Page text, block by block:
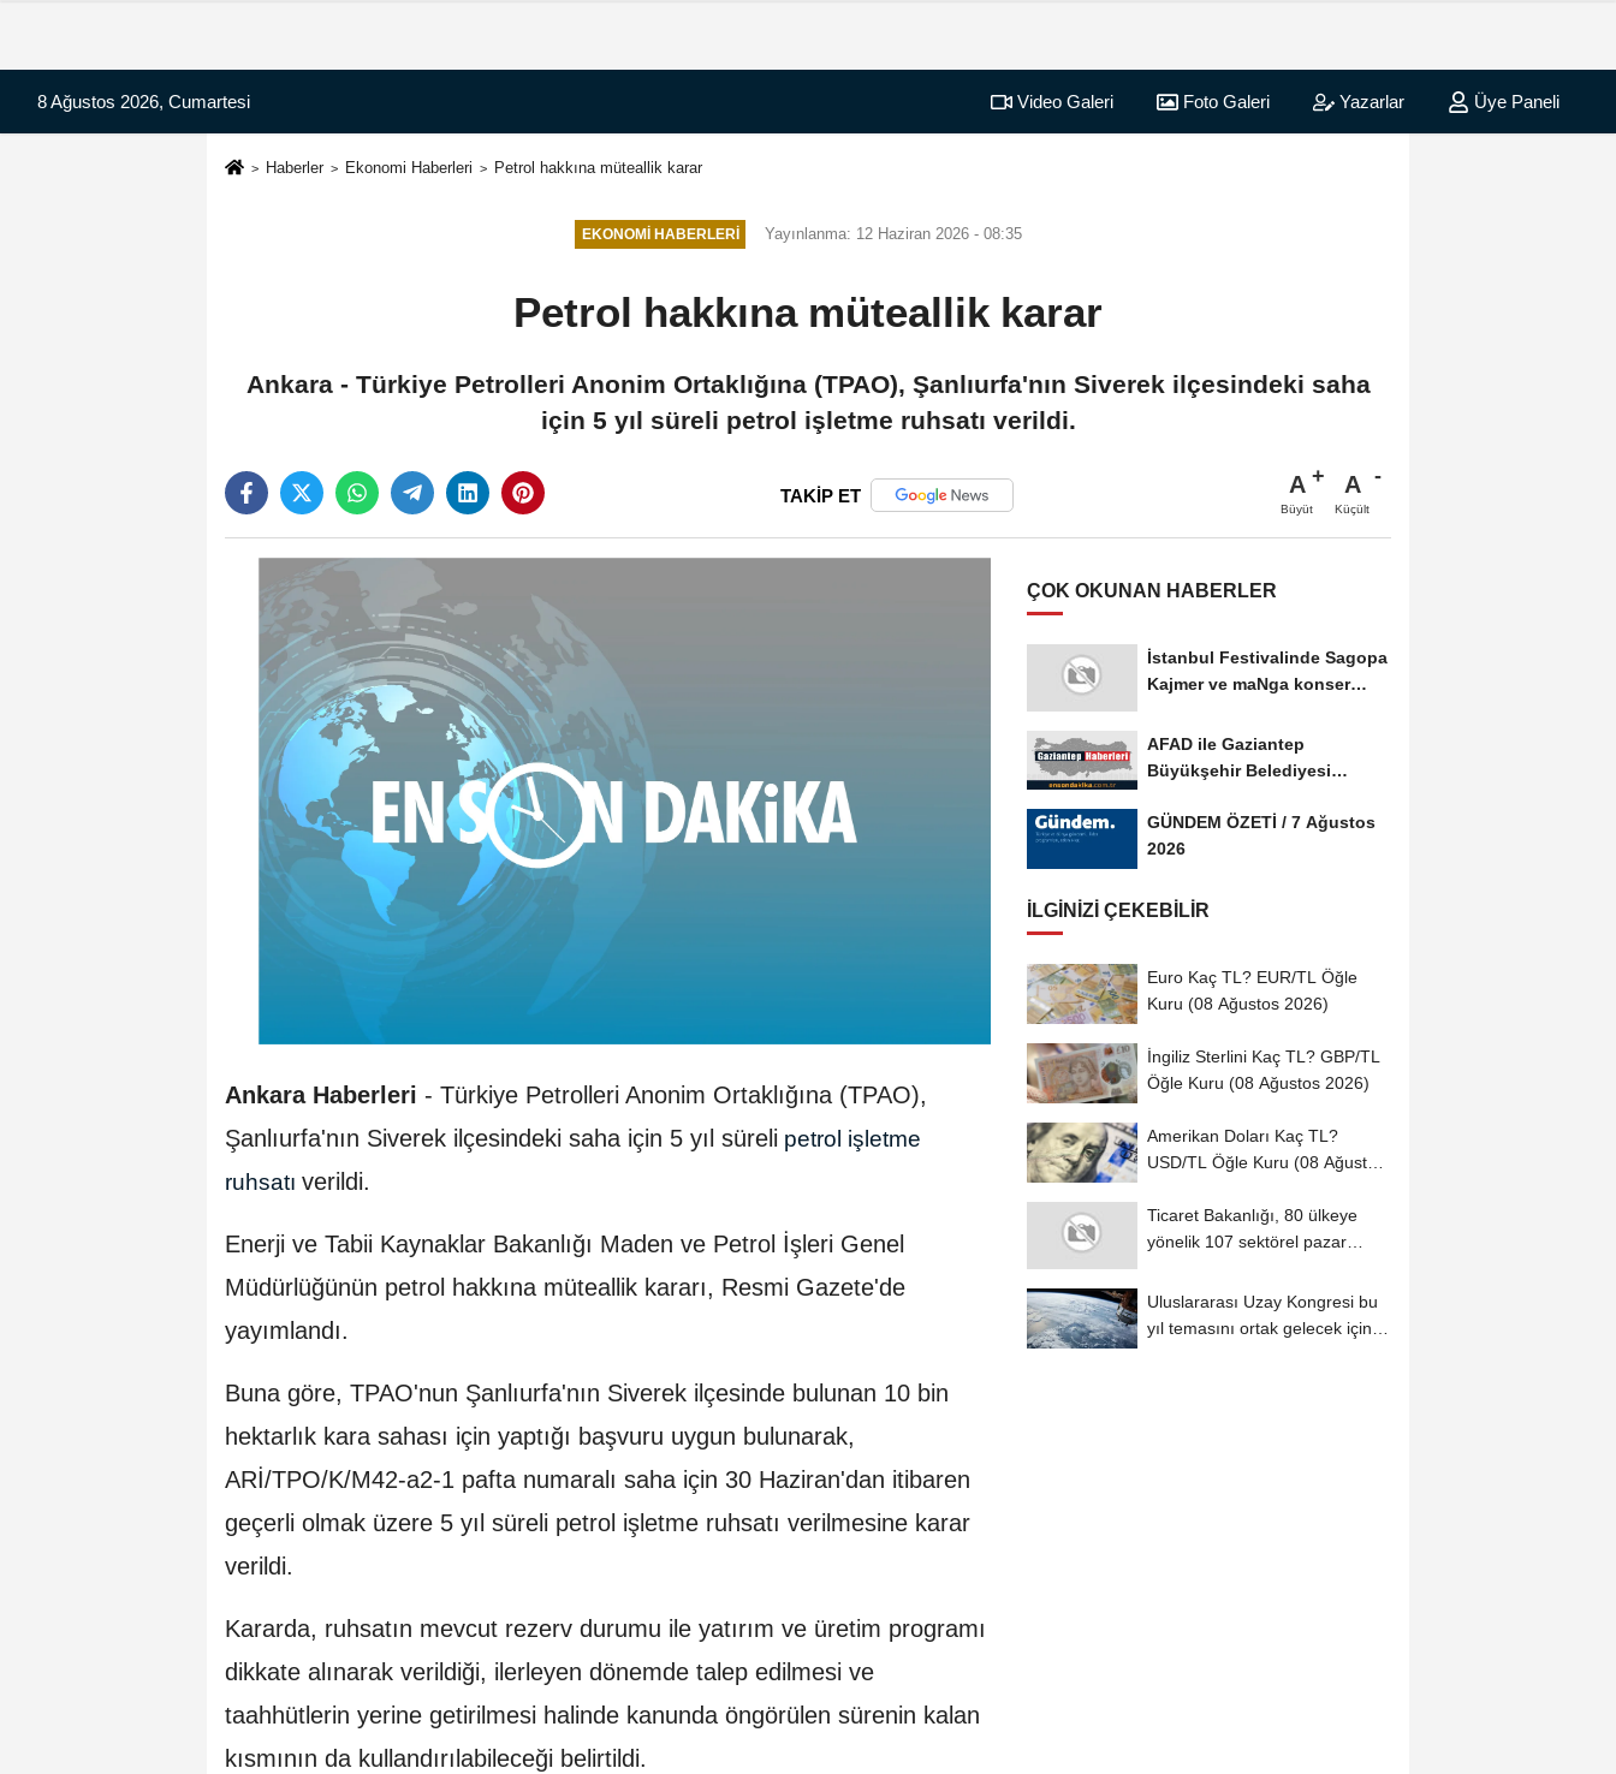
8 Ağustos 2026, Cumartesi Video Galeri Foto Galeri Yazarlar Üye Paneli
Haberler Ekonomi Haberleri Petrol hakkına müteallik karar
EKONOMI HABERLERI Yayınlanma: 12 Haziran 2026 - 08:35
Petrol hakkına müteallik karar
Ankara - Türkiye Petrolleri Anonim Ortaklığına (TPAO), Şanlıurfa'nın Siverek ilçesindeki saha
için 5 yıl süreli petrol işletme ruhsatı verildi.
TAKİP ET A
Büyüt
A
Küçült
Ankara Haberleri - Türkiye Petrolleri Anonim Ortaklığına (TPAO),
Şanlıurfa'nın Siverek ilçesindeki saha için 5 yıl süreli petrol işletme
ruhsatı verildi.
Enerji ve Tabii Kaynaklar Bakanlığı Maden ve Petrol İşleri Genel
Müdürlüğünün petrol hakkına müteallik kararı, Resmi Gazete'de
yayımlandı.
Buna göre, TPAO'nun Şanlıurfa'nın Siverek ilçesinde bulunan 10 bin
hektarlık kara sahası için yaptığı başvuru uygun bulunarak,
ARİ/TPO/K/M42-a2-1 pafta numaralı saha için 30 Haziran'dan itibaren
geçerli olmak üzere 5 yıl süreli petrol işletme ruhsatı verilmesine karar
verildi.
Kararda, ruhsatın mevcut rezerv durumu ile yatırım ve üretim programı
dikkate alınarak verildiği, ilerleyen dönemde talep edilmesi ve
taahhütlerin yerine getirilmesi halinde kanunda öngörülen sürenin kalan
kısmının da kullandırılabileceği belirtildi.
ÇOK OKUNAN HABERLER
İstanbul Festivalinde Sagopa
Kajmer ve maNga konser
AFAD ile Gaziantep
Büyükşehir Belediyesi
GÜNDEM ÖZETİ / 7 Ağustos
2026
İLGINIZI ÇEKEBILIR
Euro Kaç TL? EUR/TL Öğle
Kuru (08 Ağustos 2026)
İngiliz Sterlini Kaç TL? GBP/TL
Öğle Kuru (08 Ağustos 2026)
Amerikan Doları Kaç TL?
USD/TL Öğle Kuru (08 Ağustos
Ticaret Bakanlığı, 80 ülkeye
yönelik 107 sektörel pazar
Uluslararası Uzay Kongresi bu
yıl temasını ortak gelecek için